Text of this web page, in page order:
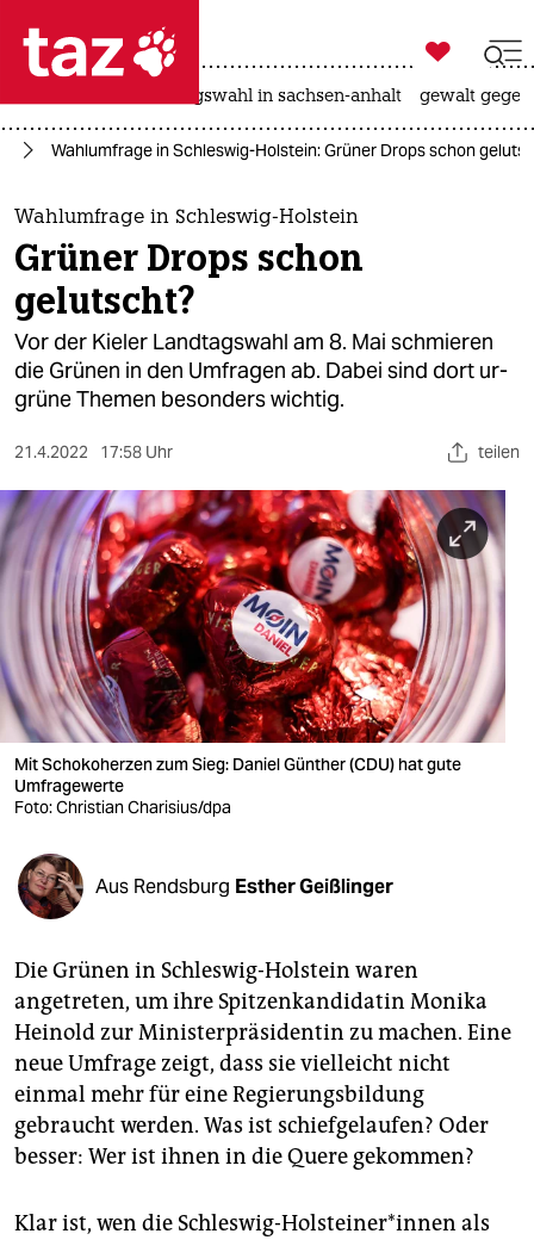
 taz zahl ich
taz zahl ich
themen
politik
öko
gesellschaft
sport
berlin
nord
wahrheit
verlag
verlag
veranstaltungen
fragen & hilfe
abo
genossenschaft
epaper login

taz zahl ich
landtagswahl in sachsen-anhalt gewalt
Wahlumfrage in Schleswig-Holstein: Grüner Drops schon
Wahlumfrage in Schleswig-Holstein
Grüner Drops schon
gelutscht?
Vor der Kieler Landtagswahl am 8. Mai schmieren
die Grünen in den Umfragen ab. Dabei sind dort ur-
grüne Themen besonders wichtig.
21.4.2022 17:58 Uhr teilen
Mit Schokoherzen zum Sieg: Daniel Günther (CDU) hat gute
Umfragewerte
Foto: Christian Charisius/dpa
Aus Rendsburg Esther Geißlinger
Die Grünen in Schleswig-Holstein waren
angetreten, um ihre Spitzenkandidatin Monika
Heinold zur Ministerpräsidentin zu machen. Eine
neue Umfrage zeigt, dass sie vielleicht nicht
einmal mehr für eine Regierungsbildung
gebraucht werden. Was ist schiefgelaufen? Oder
besser: Wer ist ihnen in die Quere gekommen?
Klar ist, wen die Schleswig-Holsteiner*innen als